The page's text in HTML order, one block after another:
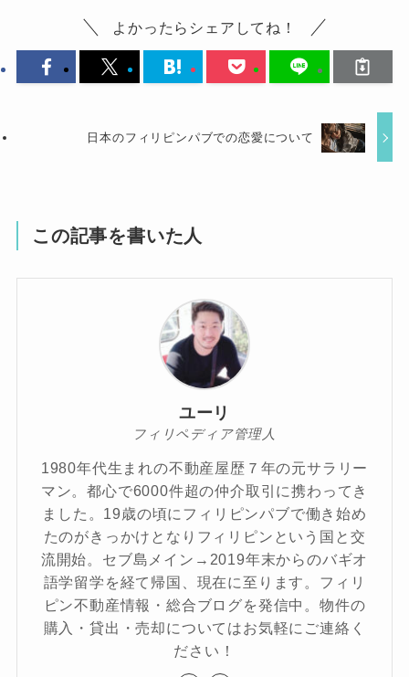
よかったらシェアしてね！
日本のフィリピンパブでの恋愛について
この記事を書いた人
ユーリ
フィリペディア管理人
1980年代生まれの不動産屋歴７年の元サラリー
マン。都心で6000件超の仲介取引に携わってき
ました。19歳の頃にフィリピンパブで働き始め
たのがきっかけとなりフィリピンという国と交
流開始。セブ島メイン→2019年末からのバギオ
語学留学を経て帰国、現在に至ります。フィリ
ピン不動産情報・総合ブログを発信中。物件の
購入・貸出・売却についてはお気軽にご連絡く
ださい！